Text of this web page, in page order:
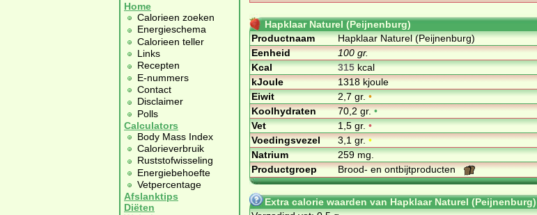
Home
Calorieen zoeken
Energieschema
Calorieen teller
Links
Recepten
E-nummers
Contact
Disclaimer
Polls
Calculators
Body Mass Index
Calorieverbruik
Ruststofwisseling
Energiebehoefte
Vetpercentage
Afslanktips
Diëten
Hapklaar Naturel (Peijnenburg)
Productnaam
Hapklaar Naturel (Peijnenburg)
Eenheid
100 gr.
Kcal
315kcal
kJoule
1318 kjoule
Eiwit
2,7 gr.•
Koolhydraten
70,2 gr.•
Vet
1,5 gr.•
Voedingsvezel
3,1 gr.•
Natrium
259 mg.
Productgroep
Brood- en ontbijtproducten
Extra calorie waarden van Hapklaar Naturel (Peijnenburg)